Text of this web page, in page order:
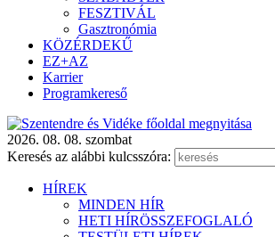
FESZTIVÁL
Gasztronómia
KÖZÉRDEKŰ
EZ+AZ
Karrier
Programkereső
2026. 08. 08. szombat
Keresés az alábbi kulcsszóra:
HÍREK
MINDEN HÍR
HETI HÍRÖSSZEFOGLALÓ